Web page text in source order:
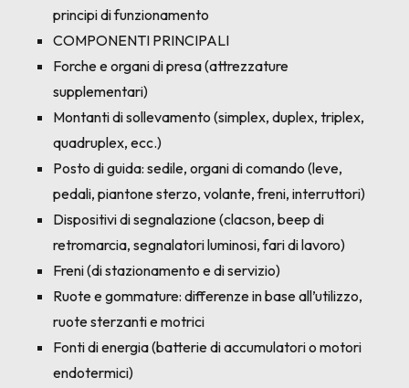
principi di funzionamento
COMPONENTI PRINCIPALI
Forche e organi di presa (attrezzature
supplementari)
Montanti di sollevamento (simplex, duplex, triplex,
quadruplex, ecc.)
Posto di guida: sedile, organi di comando (leve,
pedali, piantone sterzo, volante, freni, interruttori)
Dispositivi di segnalazione (clacson, beep di
retromarcia, segnalatori luminosi, fari di lavoro)
Freni (di stazionamento e di servizio)
Ruote e gommature: differenze in base all’utilizzo,
ruote sterzanti e motrici
Fonti di energia (batterie di accumulatori o motori
endotermici)